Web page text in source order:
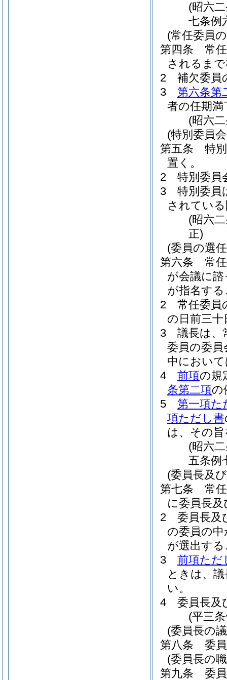
(昭六
七条例
(常任委員
第四条
常
されるま
2
補欠委員
3
第六条第
者の任期
(昭六
(特別委員
第五条
特
置く。
2
特別委員
3
特別委員
されてい
(昭六
正)
(委員の選
第六条
常
が会議に
が指名す
2
常任委員
の日前三
3
議長は、
委員の委
中におい
4
前項の規
条第二項の
5
第一項た
項ただし書
は、その
(昭六
五条例
(委員長及
第七条
常
に委員長
2
委員長及
の委員の
が選出す
3
前項ただ
ときは、
い。
4
委員長及
(平三
(委員長の
第八条
委
(委員長の
第九条
委